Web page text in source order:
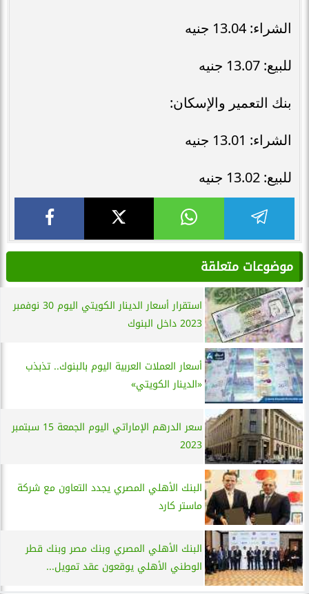
الشراء: 13.04 جنيه
للبيع: 13.07 جنيه
بنك التعمير والإسكان:
الشراء: 13.01 جنيه
للبيع: 13.02 جنيه
موضوعات متعلقة
استقرار أسعار الدينار الكويتي اليوم 30 نوفمبر
2023 داخل البنوك
أسعار العملات العربية اليوم بالبنوك.. تذبذب
«الدينار الكويتي»
سعر الدرهم الإماراتي اليوم الجمعة 15 سبتمبر
2023
البنك الأهلي المصري يجدد التعاون مع شركة
ماستر كارد
البنك الأهلي المصري وبنك مصر وبنك قطر
الوطني الأهلي يوقعون عقد تمويل...